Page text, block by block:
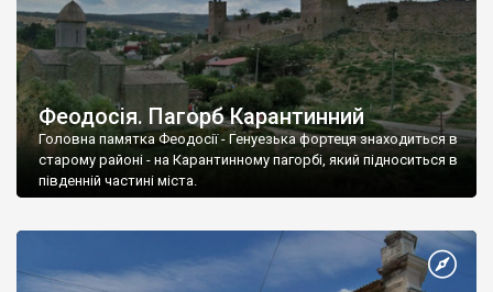
Феодосія. Пагорб Карантинний
Головна памятка Феодосії - Генуезька фортеця знаходиться в
старому районі - на Карантинному пагорбі, який підноситься в
південній частині міста.